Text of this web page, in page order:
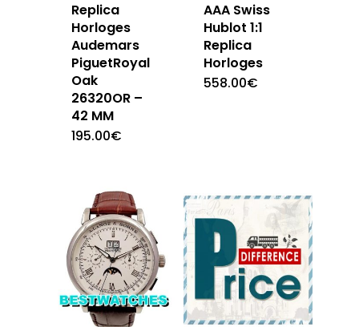
Replica
Horloges
Audemars
PiguetRoyal
Oak
26320OR –
42 MM
195.00€
AAA Swiss
Hublot 1:1
Replica
Horloges
558.00€